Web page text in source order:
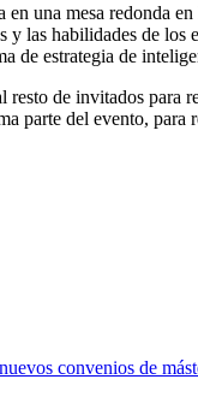
una mesa redonda
y las habilidades de los
de estrategia de
de invitados para
parte del evento, para
convenios de